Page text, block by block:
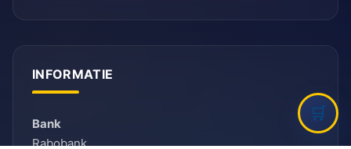
INFORMATIE
Bank
Rabobank